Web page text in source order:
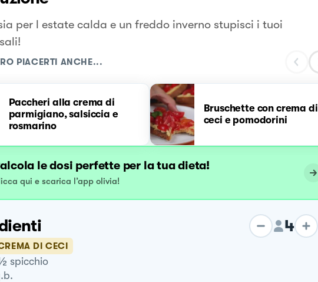
per l estate calda e un freddo inverno stupisci i tuoi
PIACERTI ANCHE...
Paccheri alla crema di
parmigiano, salsiccia e
rosmarino
Bruschette con crema di
ceci e pomodorini
le dosi perfette per la tua dieta!
qui e scarica l’app olivia!
4
DI CECI
spicchio